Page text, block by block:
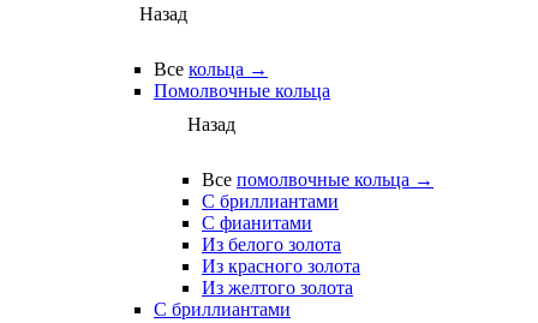
Назад
Все кольца →
Помолвочные кольца
Назад
Все помолвочные кольца →
С бриллиантами
С фианитами
Из белого золота
Из красного золота
Из желтого золота
С бриллиантами